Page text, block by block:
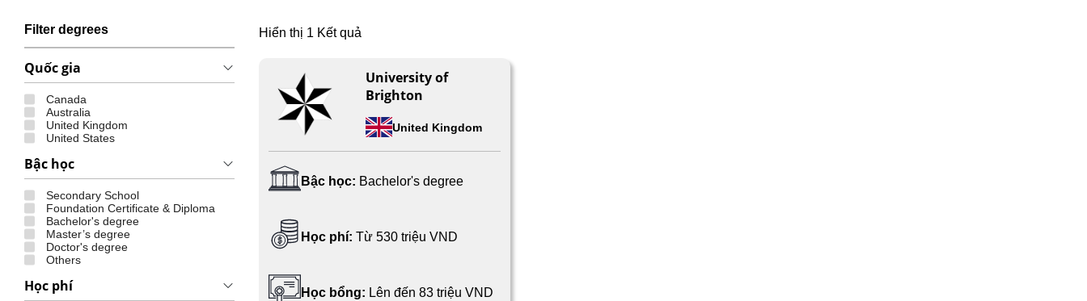
Filter degrees
Quốc gia
Canada
Australia
United Kingdom
United States
Bậc học
Secondary School
Foundation Certificate & Diploma
Bachelor's degree
Master’s degree
Doctor's degree
Others
Học phí
Hiển thị 1 Kết quả
University of
Brighton
United Kingdom
Bậc học: Bachelor's degree
Học phí: Từ 530 triệu VND
Học bổng: Lên đến 83 triệu VND